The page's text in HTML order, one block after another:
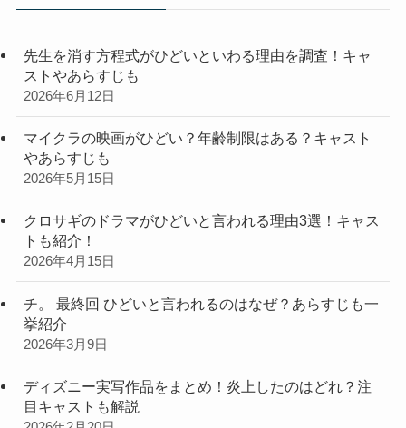
先生を消す方程式がひどいといわる理由を調査！キャ
ストやあらすじも
2026年6月12日
マイクラの映画がひどい？年齢制限はある？キャスト
やあらすじも
2026年5月15日
クロサギのドラマがひどいと言われる理由3選！キャス
トも紹介！
2026年4月15日
チ。 最終回 ひどいと言われるのはなぜ？あらすじも一
挙紹介
2026年3月9日
ディズニー実写作品をまとめ！炎上したのはどれ？注
目キャストも解説